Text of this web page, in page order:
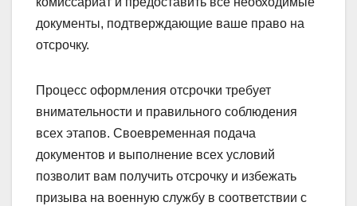
документы, подтверждающие ваше право на
отсрочку.
Процесс оформления отсрочки требует
внимательности и правильного соблюдения
всех этапов. Своевременная подача
документов и выполнение всех условий
позволит вам получить отсрочку и избежать
призыва на военную службу в соответствии с